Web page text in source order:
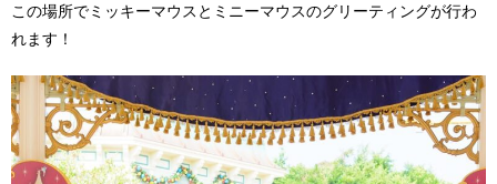
この場所でミッキーマウスとミニーマウスのグリーティングが行わ
れます！